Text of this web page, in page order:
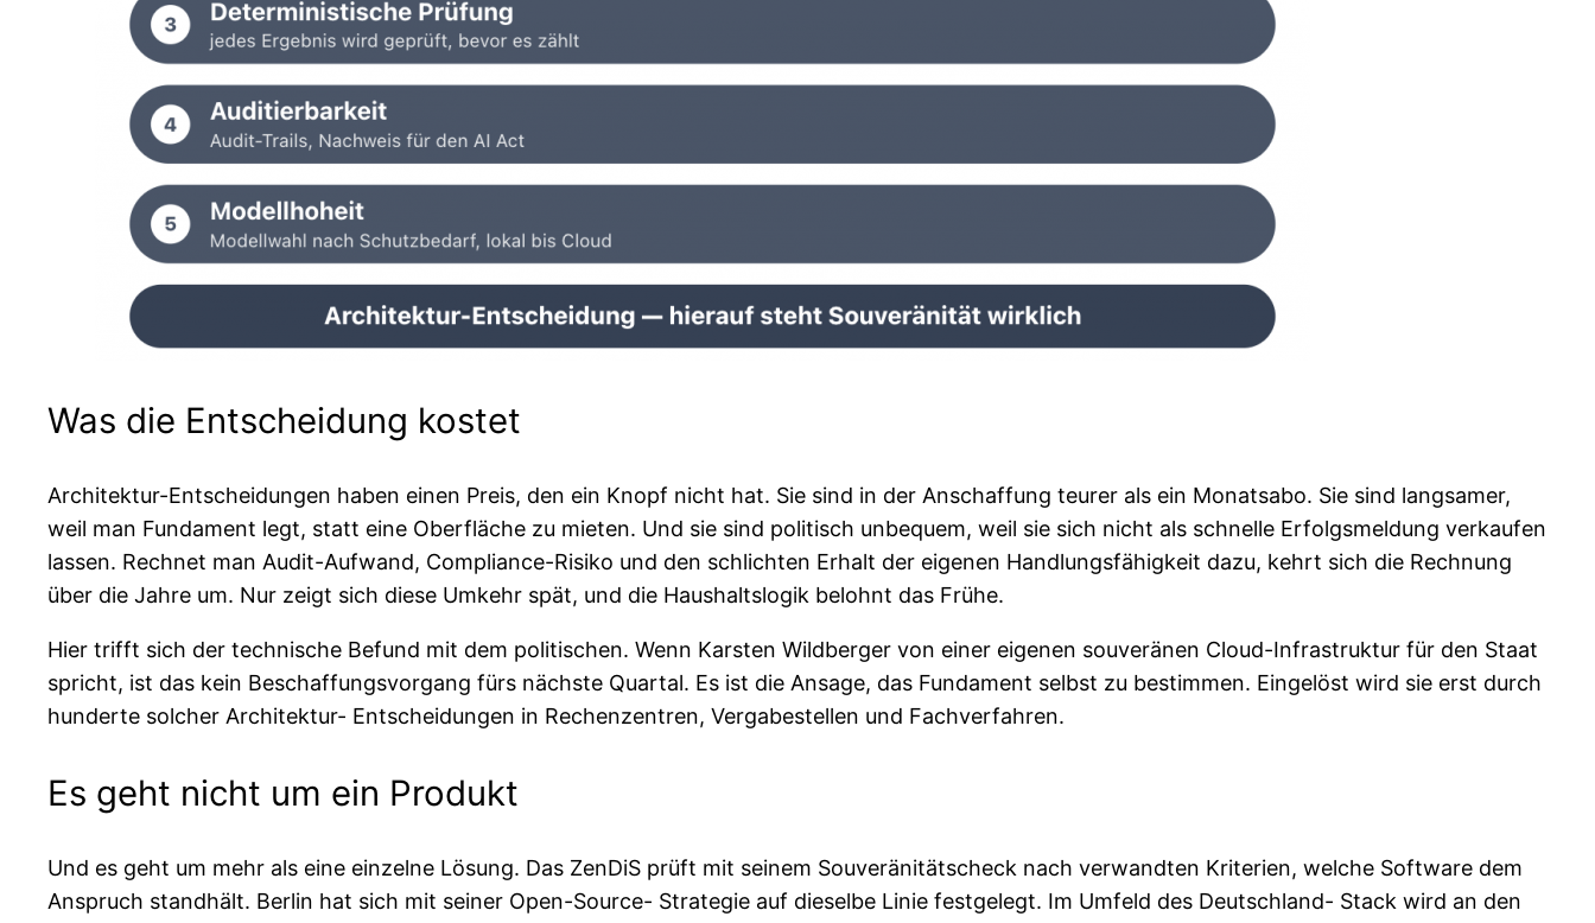
Was die Entscheidung kostet
Architektur-Entscheidungen haben einen Preis, den ein Knopf nicht hat. Sie sind in der Anschaffung teurer als ein Monatsabo. Sie sind langsamer,
weil man Fundament legt, statt eine Oberfläche zu mieten. Und sie sind politisch unbequem, weil sie sich nicht als schnelle Erfolgsmeldung verkaufen
lassen. Rechnet man Audit-Aufwand, Compliance-Risiko und den schlichten Erhalt der eigenen Handlungsfähigkeit dazu, kehrt sich die Rechnung
über die Jahre um. Nur zeigt sich diese Umkehr spät, und die Haushaltslogik belohnt das Frühe.
Hier trifft sich der technische Befund mit dem politischen. Wenn Karsten Wildberger von einer eigenen souveränen Cloud-Infrastruktur für den Staat
spricht, ist das kein Beschaffungsvorgang fürs nächste Quartal. Es ist die Ansage, das Fundament selbst zu bestimmen. Eingelöst wird sie erst durch
hunderte solcher Architektur- Entscheidungen in Rechenzentren, Vergabestellen und Fachverfahren.
Es geht nicht um ein Produkt
Und es geht um mehr als eine einzelne Lösung. Das ZenDiS prüft mit seinem Souveränitätscheck nach verwandten Kriterien, welche Software dem
Anspruch standhält. Berlin hat sich mit seiner Open-Source- Strategie auf dieselbe Linie festgelegt. Im Umfeld des Deutschland- Stack wird an den